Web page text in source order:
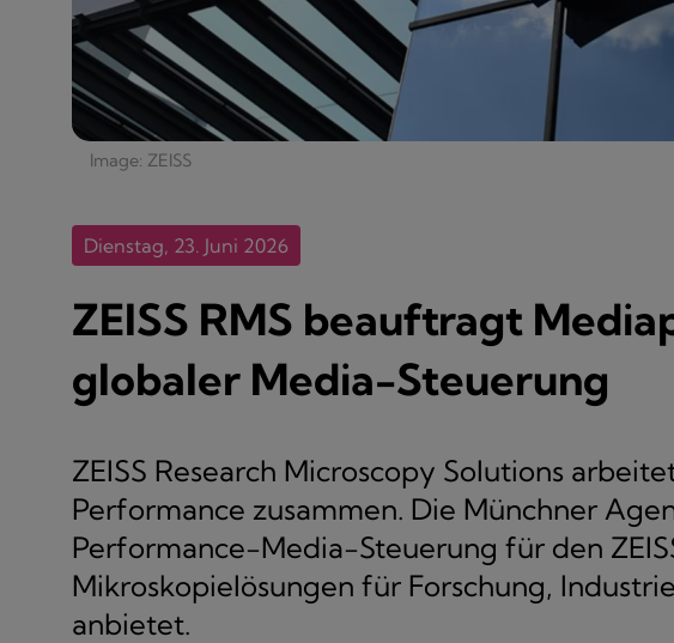
Image: ZEISS
Dienstag, 23. Juni 2026
ZEISS RMS beauftragt
globaler Media-Steuerung
ZEISS Research Microscopy Solutions
Performance zusammen. Die Münchner
Performance-Media-Steuerung für den
Mikroskopielösungen für Forschung,
anbietet.